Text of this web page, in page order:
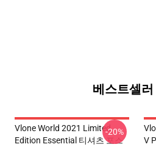
베스트셀
Vlone World 2021 Limited
Edition Essential 티셔츠 포스
-20%
V